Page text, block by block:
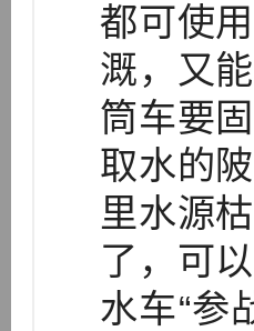
都可使
溉，又
筒车要
取水的
里水源
了，可
水车“参